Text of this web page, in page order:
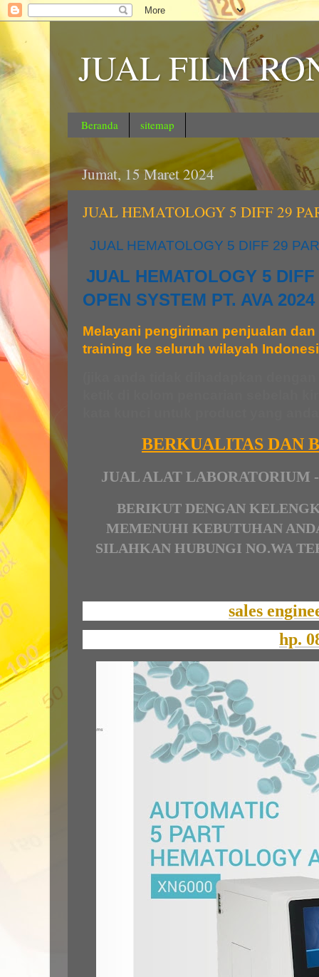
JUAL FILM
Beranda sitemap
Jumat, 15 Maret 2024
JUAL HEMATOLOGY 5 DIFF 29
JUAL HEMATOLOGY 5 DIFF 29
JUAL HEMATOLOGY 5
OPEN SYSTEM PT. AVA 2024
Melayani pengiriman penjualan
training ke seluruh wilayah
BERKUALITAS DAN
JUAL ALAT LABORATORIUM
BERIKUT DENGAN
MEMENUHI KEBUTUHAN
SILAHKAN HUBUNGI NO.WA
sales
hp.